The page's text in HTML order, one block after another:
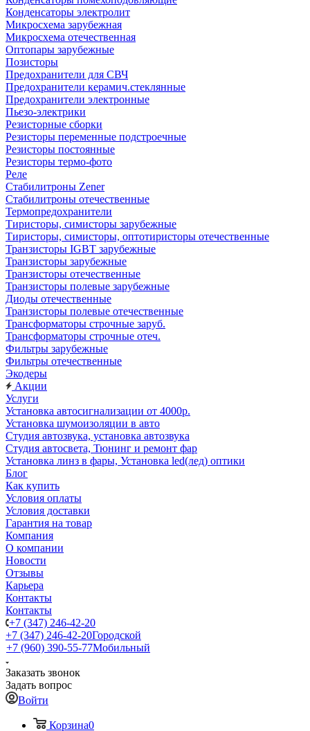
Конденсаторы электролит
Микросхема зарубежная
Микросхема отечественная
Оптопары зарубежные
Позисторы
Предохранители для СВЧ
Предохранители керамич.стеклянные
Предохранители электронные
Пьезо-электрики
Резисторные сборки
Резисторы переменные подстроечные
Резисторы постоянные
Резисторы термо-фото
Реле
Стабилитроны Zener
Стабилитроны отечественные
Термопредохранители
Тиристоры, симисторы зарубежные
Тиристоры, симисторы, оптотиристоры отечественные
Транзисторы IGBT зарубежные
Транзисторы зарубежные
Транзисторы отечественные
Транзисторы полевые зарубежные
Диоды отечественные
Транзисторы полевые отечественные
Трансформаторы строчные заруб.
Трансформаторы строчные отеч.
Фильтры зарубежные
Фильтры отечественные
Экодеры
Акции
Услуги
Установка автосигнализации от 4000р.
Установка шумоизоляции в авто
Студия автозвука, установка автозвука
Студия автосвета, Тюнинг и ремонт фар
Установка линз в фары, Установка led(лед) оптики
Блог
Как купить
Условия оплаты
Условия доставки
Гарантия на товар
Компания
О компании
Новости
Отзывы
Карьера
Контакты
Контакты
+7 (347) 246-42-20
+7 (347) 246-42-20Городской
+7 (960) 390-55-77Мобильный
Заказать звонок
Задать вопрос
Войти
Корзина0